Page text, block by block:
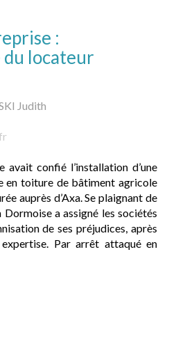
:
locateur
Judith
avait confié l’installation d’une
en toiture de bâtiment agricole
auprès d’Axa. Se plaignant de
a assigné les sociétés
de ses préjudices, après
Par arrêt attaqué en